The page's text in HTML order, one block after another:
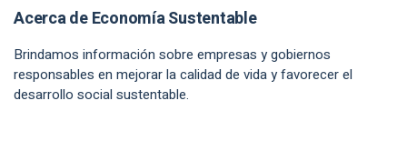
Acerca de Economía Sustentable
Brindamos información sobre empresas y gobiernos
responsables en mejorar la calidad de vida y favorecer el
desarrollo social sustentable.